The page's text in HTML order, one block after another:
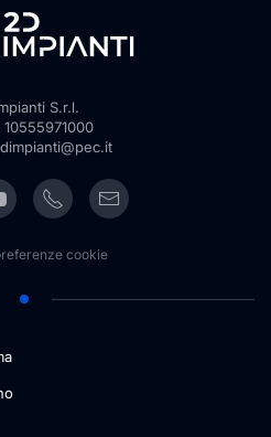
S.r.l.
10555971000
cookie